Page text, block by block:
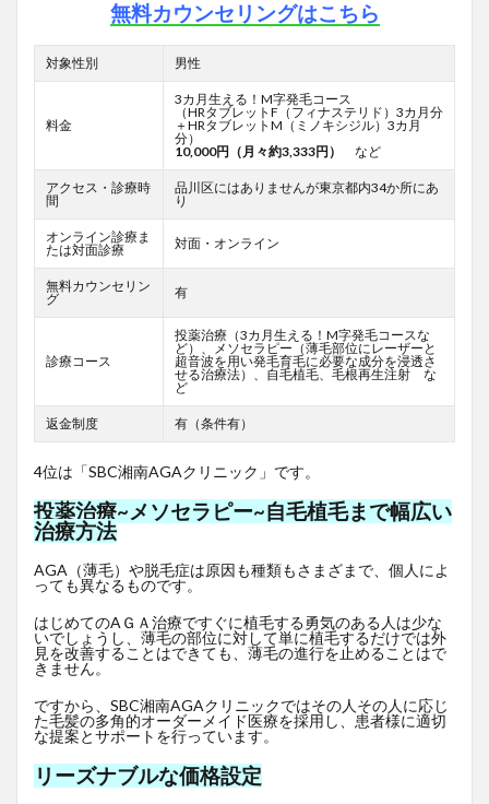
無料カウンセリングはこちら
対象性別 男性
料金
3カ月生える！M字発毛コース
（HRタブレットF （フィナステリド）3カ月分
＋HRタブレットM（ミノキシジル）3カ月
分）
10,000円（月々約3,333円） など
アクセス・診療時
間
品川区にはありませんが東京都内34か所にあ
り
オンライン診療ま
たは対面診療
対面・オンライン
無料カウンセリン
グ
有
診療コース
投薬治療（3カ月生える！M字発毛コースな
ど）、メソセラピー（薄毛部位にレーザーと
超音波を用い発毛育毛に必要な成分を浸透さ
せる治療法）、自毛植毛、毛根再生注射 な
ど
返金制度 有（条件有）
4位は「SBC湘南AGAクリニック」です。
投薬治療~メソセラピー~自毛植毛まで幅広い
治療方法
AGA（薄毛）や脱毛症は原因も種類もさまざまで、個人によ
っても異なるものです。
はじめてのAＧＡ治療ですぐに植毛する勇気のある人は少な
いでしょうし、薄毛の部位に対して単に植毛するだけでは外
見を改善することはできても、薄毛の進行を止めることはで
きません。
ですから、SBC湘南AGAクリニックではその人その人に応じ
た毛髪の多角的オーダーメイド医療を採用し、患者様に適切
な提案とサポートを行っています。
リーズナブルな価格設定